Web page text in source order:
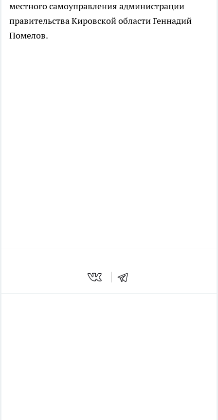
местного самоуправления администрации
правительства Кировской области Геннадий
Помелов.